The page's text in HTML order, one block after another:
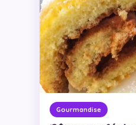
Gourmandise